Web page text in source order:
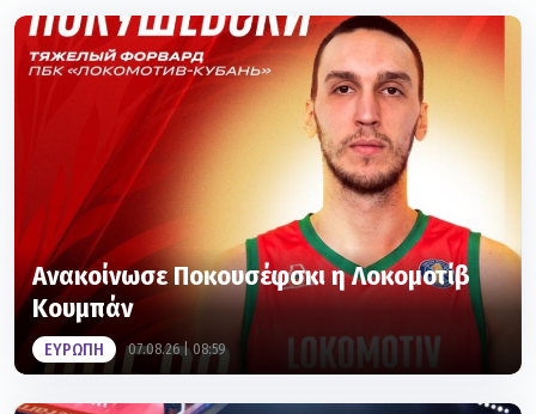
Aνακοίνωσε Ποκουσέφσκι η Λοκομοτίβ
Κουμπάν
ΕΥΡΩΠΗ 07.08.26 | 08:59